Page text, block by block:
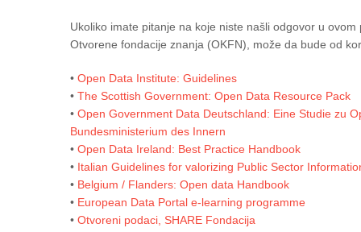
Ukoliko imate pitanje na koje niste našli odgovor u ovom
Otvorene fondacije znanja (OKFN), može da bude od
• Open Data Institute: Guidelines
• The Scottish Government: Open Data Resource Pack
• Open Government Data Deutschland: Eine Studie zu
Bundesministerium des Innern
• Open Data Ireland: Best Practice Handbook
• Italian Guidelines for valorizing Public Sector
• Belgium / Flanders: Open data Handbook
• European Data Portal e-learning programme
• Otvoreni podaci, SHARE Fondacija